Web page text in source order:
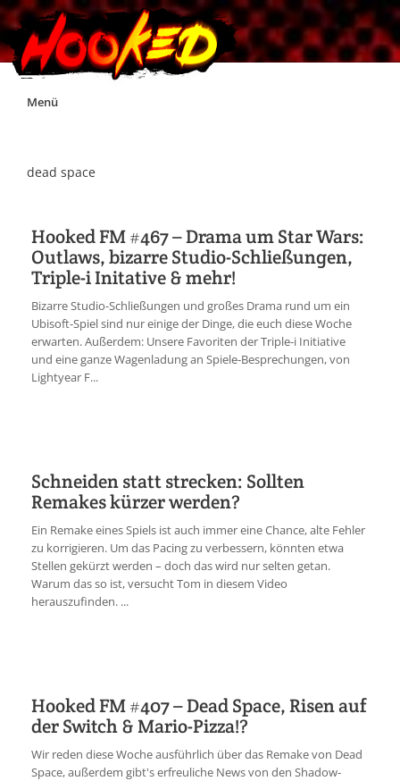
Skip
Menü
Impressum
Jobs
Discord
dead space
Hooked FM #467 – Drama um Star Wars:
Outlaws, bizarre Studio-Schließungen,
Triple-i Initative & mehr!
Bizarre Studio-Schließungen und großes Drama rund um ein
Ubisoft-Spiel sind nur einige der Dinge, die euch diese Woche
erwarten. Außerdem: Unsere Favoriten der Triple-i Initiative
und eine ganze Wagenladung an Spiele-Besprechungen, von
Lightyear F...
Schneiden statt strecken: Sollten
Remakes kürzer werden?
Ein Remake eines Spiels ist auch immer eine Chance, alte Fehler
zu korrigieren. Um das Pacing zu verbessern, könnten etwa
Stellen gekürzt werden – doch das wird nur selten getan.
Warum das so ist, versucht Tom in diesem Video
herauszufinden. ...
Hooked FM #407 – Dead Space, Risen auf
der Switch & Mario-Pizza!?
Wir reden diese Woche ausführlich über das Remake von Dead
Space, außerdem gibt's erfreuliche News von den Shadow-